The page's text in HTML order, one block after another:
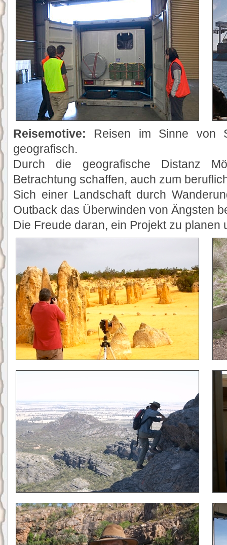
Reisemotive: Reisen im Sinne von
geografisch.
Durch die geografische Distanz
Betrachtung schaffen, auch zum
Sich einer Landschaft durch
Outback das Überwinden von Ängsten
Die Freude daran, ein Projekt zu planen